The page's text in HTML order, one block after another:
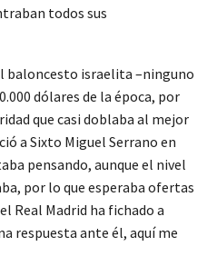
todos sus
baloncesto israelita –ninguno
dólares de la época, por
que casi doblaba al mejor
a Sixto Miguel Serrano en
pensando, aunque el nivel
por lo que esperaba ofertas
Real Madrid ha fichado a
respuesta ante él, aquí me